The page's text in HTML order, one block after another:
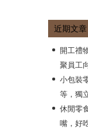
近期文章
開工禮
聚員工
小包裝
等，獨
休閒零
嘴，好